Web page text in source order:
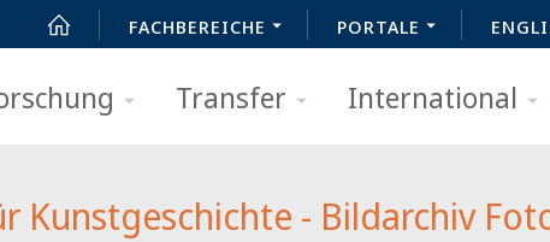
FACHBEREICHE PORTALE
Transfer International
Kunstgeschichte - Bildarchiv